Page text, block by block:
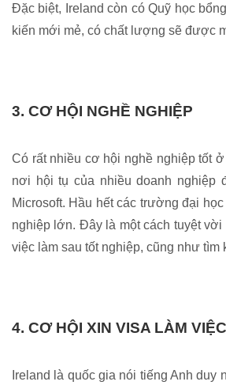
Đặc biệt, Ireland còn có Quỹ học
kiến mới mẻ, có chất lượng sẽ được
3. CƠ HỘI NGHỀ NGHIỆP
Có rất nhiều cơ hội nghề nghiệp tốt
nơi hội tụ của nhiều doanh nghiệp
Microsoft. Hầu hết các trường đại
nghiệp lớn. Đây là một cách tuyệt
việc làm sau tốt nghiệp, cũng như
4. CƠ HỘI XIN VISA LÀM
Ireland là quốc gia nói tiếng Anh